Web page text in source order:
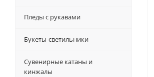
Пледы с рукавами
Букеты-светильники
Сувенирные катаны и
кинжалы